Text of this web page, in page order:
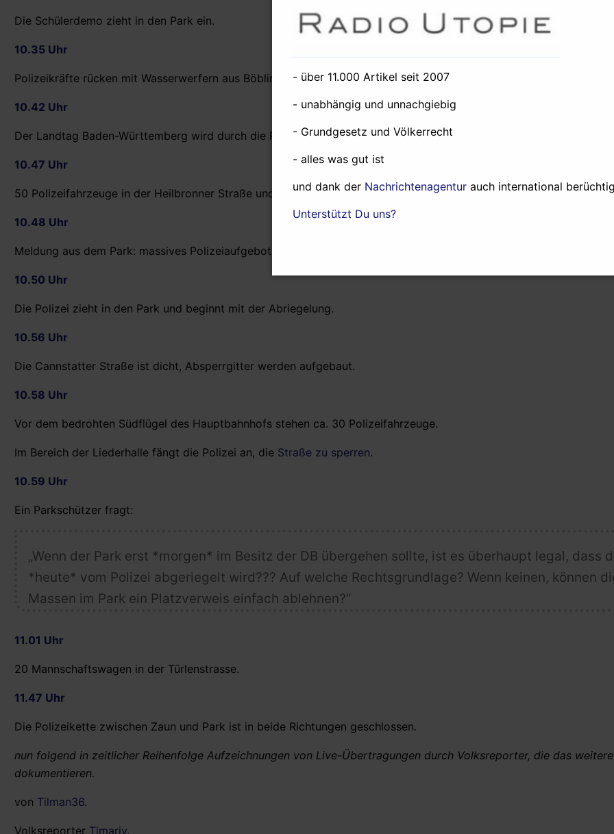
Die Schülerdemo zieht in den Park ein.
10.35 Uhr
Polizeikräfte rücken mit Wasserwerfern aus Böblingen Richtung Stuttgart aus.
10.42 Uhr
Der Landtag Baden-Württemberg wird durch die Polizei mit Gittern abgesperrt.
10.47 Uhr
50 Polizeifahrzeuge in der Heilbronner Straße und mehrere Bereitschaftspolizisten im Park.
10.48 Uhr
Meldung aus dem Park: massives Polizeiaufgebot, SEK und Raureiter präsent.
10.50 Uhr
Die Polizei zieht in den Park und beginnt mit der Abriegelung.
10.56 Uhr
Die Cannstatter Straße ist dicht, Absperrgitter werden aufgebaut.
10.58 Uhr
Vor dem bedrohten Südflügel des Hauptbahnhofs stehen ca. 30 Polizeifahrzeuge.
Im Bereich der Liederhalle fängt die Polizei an, die Straße zu sperren.
10.59 Uhr
Ein Parkschützer fragt:
„Wenn der Park erst *morgen* im Besitz der DB übergehen sollte, ist es überhaupt legal, dass
*heute* vom Polizei abgeriegelt wird??? Auf welche Rechtsgrundlage? Wenn keinen, können
Massen im Park ein Platzverweis einfach ablehnen?“
11.01 Uhr
20 Mannschaftswagen in der Türlenstrasse.
11.47 Uhr
Die Polizeikette zwischen Zaun und Park ist in beide Richtungen geschlossen.
nun folgend in zeitlicher Reihenfolge Aufzeichnungen von Live-Übertragungen durch Volksreporter, die das weitere
dokumentieren.
von Tilman36.
Volksreporter Timariv.
- über 11.000 Artikel seit 2007
- unabhängig und unnachgiebig
- Grundgesetz und Völkerrecht
- alles was gut ist
und dank der Nachrichtenagentur auch international
Unterstützt Du uns?